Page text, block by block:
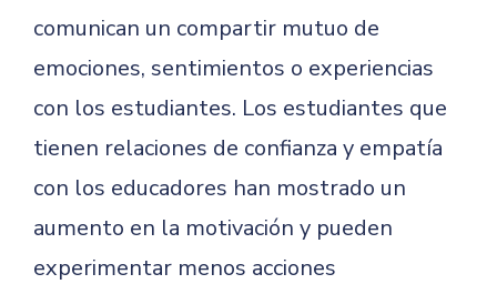
comunican un compartir mutuo de
emociones, sentimientos o experiencias
con los estudiantes. Los estudiantes que
tienen relaciones de confianza y empatía
con los educadores han mostrado un
aumento en la motivación y pueden
experimentar menos acciones